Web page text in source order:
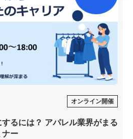
オンライン開催
するには？ アパレル業界がまる
ナー